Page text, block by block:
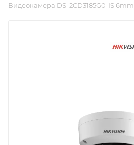
Видеокамера DS-2CD3185G0-IS 6mm